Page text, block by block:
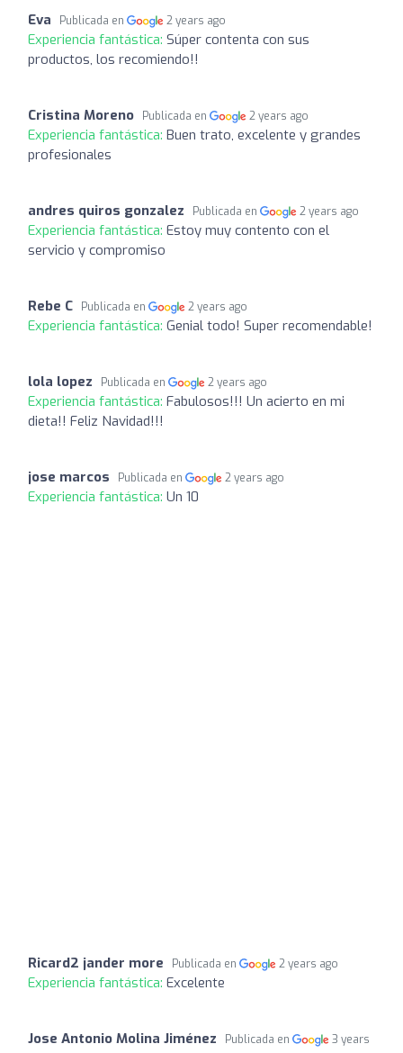
Eva Publicada en 2 years ago
Experiencia fantástica: Súper contenta con sus
productos, los recomiendo!!
Cristina Moreno Publicada en 2 years ago
Experiencia fantástica: Buen trato, excelente y grandes
profesionales
andres quiros gonzalez Publicada en 2 years ago
Experiencia fantástica: Estoy muy contento con el
servicio y compromiso
Rebe C Publicada en 2 years ago
Experiencia fantástica: Genial todo! Super recomendable!
lola lopez Publicada en 2 years ago
Experiencia fantástica: Fabulosos!!! Un acierto en mi
dieta!! Feliz Navidad!!!
jose marcos Publicada en 2 years ago
Experiencia fantástica: Un 10
Ricard2 jander more Publicada en 2 years ago
Experiencia fantástica: Excelente
Jose Antonio Molina Jiménez Publicada en
3 years